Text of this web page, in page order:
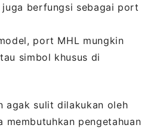
juga berfungsi sebagai port
port MHL mungkin
simbol khusus di
agak sulit dilakukan oleh
membutuhkan pengetahuan